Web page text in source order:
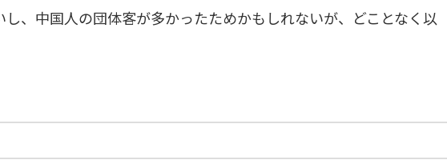
、中国人の団体客が多かったためかもしれないが、どことなく以